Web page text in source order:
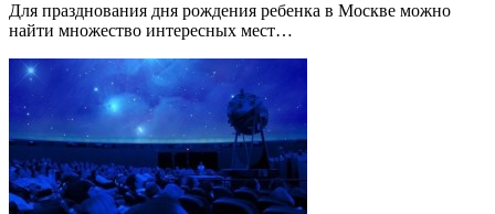
Для празднования дня рождения ребенка в Москве можно
найти множество интересных мест…